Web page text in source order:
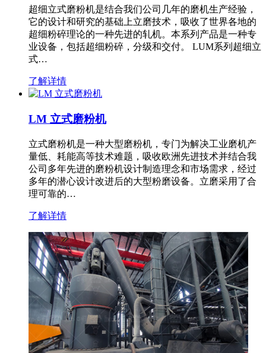
超细立式磨粉机是结合我们公司几年的磨机生产经验，
它的设计和研究的基础上立磨技术，吸收了世界各地的
超细粉碎理论的一种先进的轧机。本系列产品是一种专
业设备，包括超细粉碎，分级和交付。 LUM系列超细立
式…
了解详情
LM 立式磨粉机
立式磨粉机是一种大型磨粉机，专门为解决工业磨机产
量低、耗能高等技术难题，吸收欧洲先进技术并结合我
公司多年先进的磨粉机设计制造理念和市场需求，经过
多年的潜心设计改进后的大型粉磨设备。立磨采用了合
理可靠的…
了解详情